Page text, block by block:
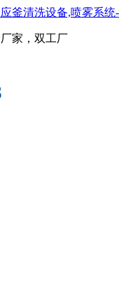
家，双工厂
口安装一台搅拌站